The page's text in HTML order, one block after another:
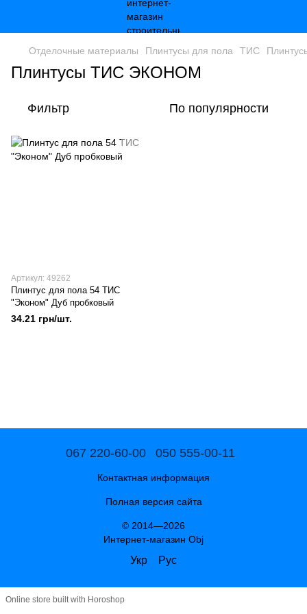
Отделочные материалы Плинтусы для пола ТИС
Плинтусы ТИС ЭКОНОМ
Фильтр По популярности
Артикул: 49262
Плинтус для пола 54 ТИС
"Эконом" Дуб пробковый
34.21 грн/шт.
067 220-60-00 050 555-00-11
Контактная информация
Полная версия сайта
© 2014—2026
Интернет-магазин Obj
Укр Рус
Online store built with Horoshop